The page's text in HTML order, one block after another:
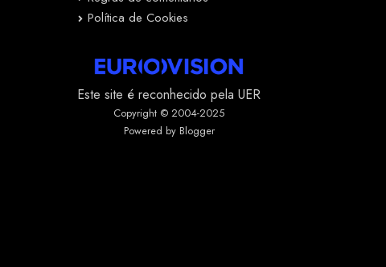
Política de Cookies
Este site é reconhecido pela UER
Copyright © 2004-2025
Powered by Blogger